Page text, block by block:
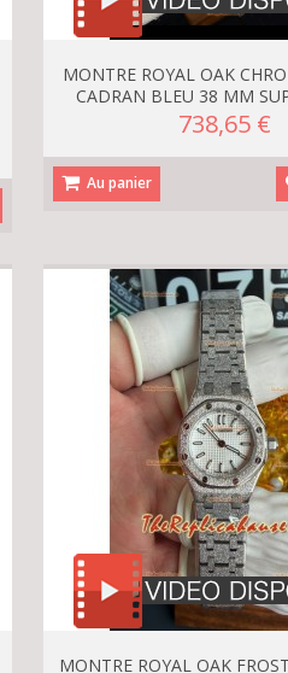
MONTRE ROYAL OAK
CADRAN BLEU 38 MM
738,65 €
Au panier
MONTRE ROYAL OAK